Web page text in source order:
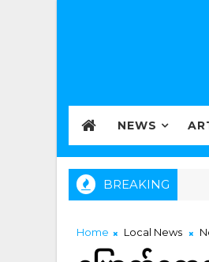
NEWS
BREAKING
Home Local News